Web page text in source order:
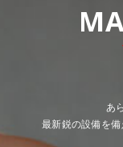
あ
最新鋭の設備を